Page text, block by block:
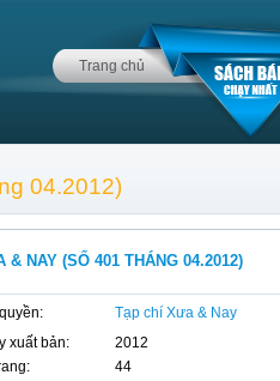
Trang chủ
04.2012)
& NAY (SỐ 401 THÁNG 04.2012)
Tạp chí Xưa & Nay
xuất bản:
2012
44